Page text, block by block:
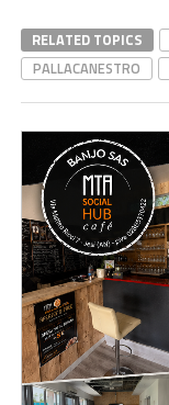
RELATED TOPICS
PALLACANESTRO